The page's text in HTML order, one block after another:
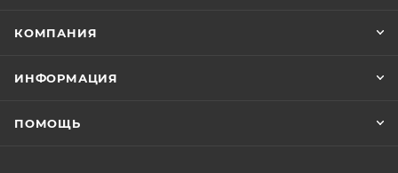
КОМПАНИЯ
ИНФОРМАЦИЯ
ПОМОЩЬ